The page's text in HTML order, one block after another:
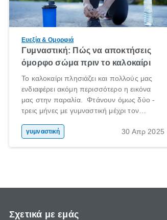
Ευεξία & Ομορφιά
Γυμναστική: Πώς να αποκτήσεις
όμορφο σώμα πριν το καλοκαίρι
Το καλοκαίρι πλησιάζει και πολλούς μας
ενδιαφέρει ακόμη περισσότερο η εικόνα
μας στην παραλία. Φτάνουν όμως δύο -
τρεις μήνες με γυμναστική μέχρι τον
στόχο; Μην ανησυχείς, δεν είσαι μόνος
γυμναστική 30 Απρ 2025
Σχετικά με εμάς